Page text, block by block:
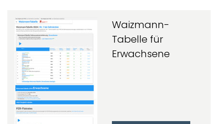
Waizmann-
Tabelle für
Erwachsene